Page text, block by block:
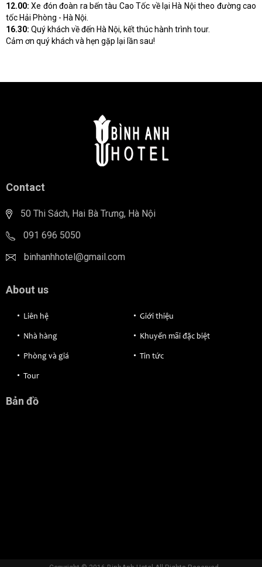
12.00:Xe đón đoàn ra bến tàu Cao Tốc về lại Hà Nội theo đường cao
tốc Hải Phòng - Hà Nội.
16.30: Quý khách về đến Hà Nội, kết thúc hành trình tour.
Cảm ơn quý khách và hẹn gặp lại lần sau!
Contact
50 Thi Sách, Hai Bà Trưng, Hà Nội
091 696 5050
binhanhhotel@gmail.com
About us
Liên hệ Giới thiệu
Nhà hàng Khuyến mãi đặc biệt
Phòng và giá Tin tức
Tour
Bản đồ